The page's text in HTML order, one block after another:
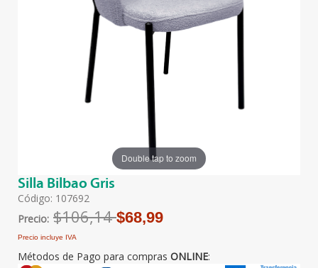
Double tap to zoom
Silla Bilbao Gris
Código: 107692
Precio: $106,14$68,99
Precio incluye IVA
Métodos de Pago para compras ONLINE: